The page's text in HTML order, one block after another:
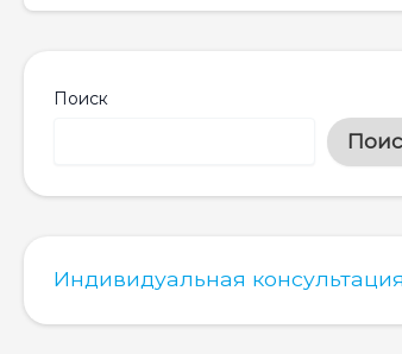
Поиск
Индивидуальная консультация